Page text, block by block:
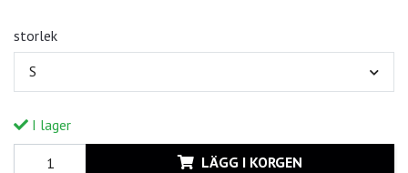
storlek
S
I lager
LÄGG I KORGEN